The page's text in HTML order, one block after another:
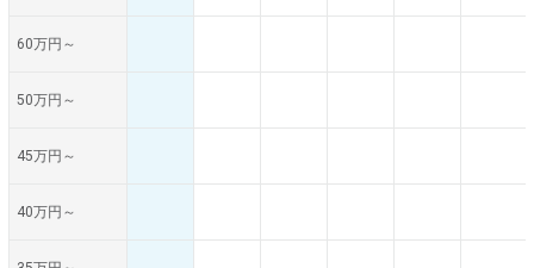
60万円～
50万円～
45万円～
40万円～